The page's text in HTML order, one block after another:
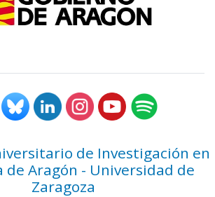
de Investigación en
de Aragón - Universidad de
Zaragoza